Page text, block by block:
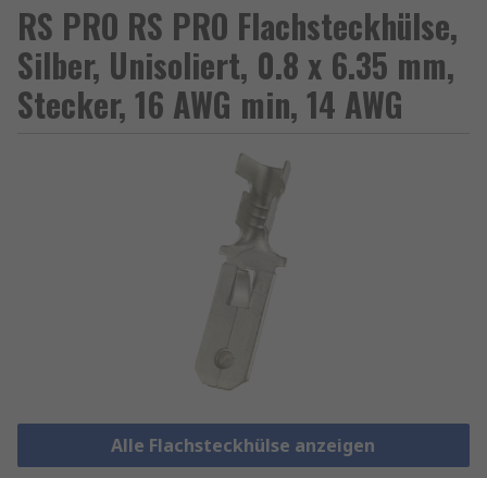
RS PRO RS PRO Flachsteckhülse,
Silber, Unisoliert, 0.8 x 6.35 mm,
Stecker, 16 AWG min, 14 AWG
Alle Flachsteckhülse anzeigen